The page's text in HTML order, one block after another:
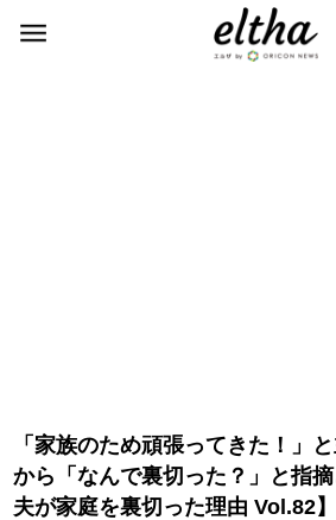
「家族のため頑張ってきた！」
から「なんで裏切った？」と指
夫が家庭を裏切った理由 Vol.82】